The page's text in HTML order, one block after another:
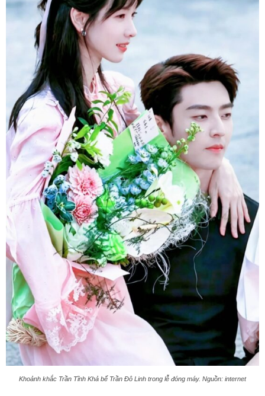
Khoảnh khắc Trần Tĩnh Khả bế Trần Đô Linh trong lễ đóng máy. Nguồn: internet